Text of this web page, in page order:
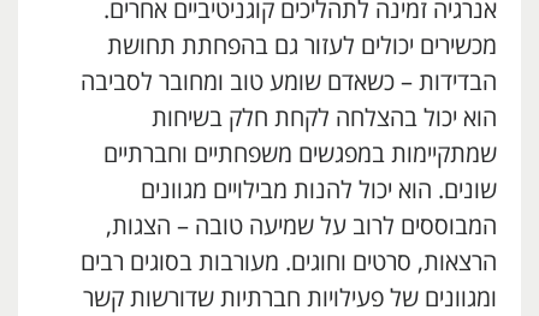
אנרגיה זמינה לתהליכים קוגניטיביים אחרים.
מכשירים יכולים לעזור גם בהפחתת תחושת
הבדידות – כשאדם שומע טוב ומחובר לסביבה
הוא יכול בהצלחה לקחת חלק בשיחות
שמתקיימות במפגשים משפחתיים וחברתיים
שונים. הוא יכול להנות מבילויים מגוונים
המבוססים לרוב על שמיעה טובה – הצגות,
הרצאות, סרטים וחוגים. מעורבות בסוגים רבים
ומגוונים של פעילויות חברתיות שדורשות קשר